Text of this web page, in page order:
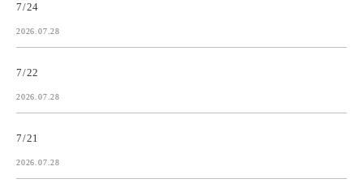
7/24
2026.07.28
7/22
2026.07.28
7/21
2026.07.28